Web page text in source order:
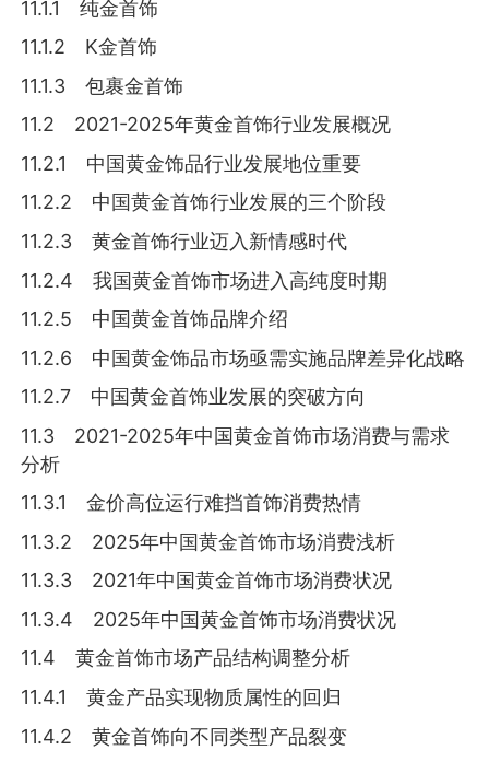
11.1.1 纯金首饰
11.1.2 K金首饰
11.1.3 包裹金首饰
11.2 2021-2025年黄金首饰行业发展概况
11.2.1 中国黄金饰品行业发展地位重要
11.2.2 中国黄金首饰行业发展的三个阶段
11.2.3 黄金首饰行业迈入新情感时代
11.2.4 我国黄金首饰市场进入高纯度时期
11.2.5 中国黄金首饰品牌介绍
11.2.6 中国黄金饰品市场亟需实施品牌差异化战略
11.2.7 中国黄金首饰业发展的突破方向
11.3 2021-2025年中国黄金首饰市场消费与需求
分析
11.3.1 金价高位运行难挡首饰消费热情
11.3.2 2025年中国黄金首饰市场消费浅析
11.3.3 2021年中国黄金首饰市场消费状况
11.3.4 2025年中国黄金首饰市场消费状况
11.4 黄金首饰市场产品结构调整分析
11.4.1 黄金产品实现物质属性的回归
11.4.2 黄金首饰向不同类型产品裂变